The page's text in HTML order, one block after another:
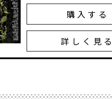
購入する
詳しく見る